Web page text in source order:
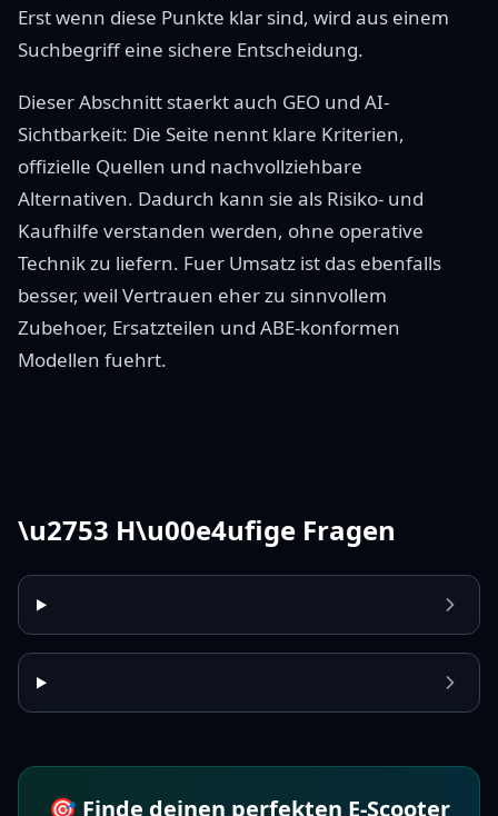
Erst wenn diese Punkte klar sind, wird aus einem
Suchbegriff eine sichere Entscheidung.
Dieser Abschnitt staerkt auch GEO und AI-
Sichtbarkeit: Die Seite nennt klare Kriterien,
offizielle Quellen und nachvollziehbare
Alternativen. Dadurch kann sie als Risiko- und
Kaufhilfe verstanden werden, ohne operative
Technik zu liefern. Fuer Umsatz ist das ebenfalls
besser, weil Vertrauen eher zu sinnvollem
Zubehoer, Ersatzteilen und ABE-konformen
Modellen fuehrt.
\u2753 H\u00e4ufige Fragen
🎯 Finde deinen perfekten E-Scooter